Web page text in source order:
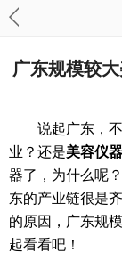
广东规模较
说起广东，
业？还是美容仪器
器了，为什么呢
东的产业链很是
的原因，广东规
起看看吧！